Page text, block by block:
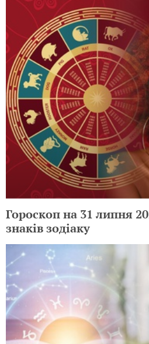
Гороскоп на 31 липня
знаків зодіаку